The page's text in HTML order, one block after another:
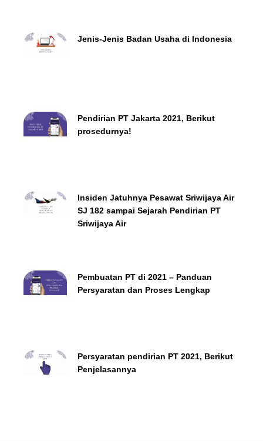
Jenis-Jenis Badan Usaha di Indonesia
Pendirian PT Jakarta 2021, Berikut
prosedurnya!
Insiden Jatuhnya Pesawat Sriwijaya Air
SJ 182 sampai Sejarah Pendirian PT
Sriwijaya Air
Pembuatan PT di 2021 – Panduan
Persyaratan dan Proses Lengkap
Persyaratan pendirian PT 2021, Berikut
Penjelasannya